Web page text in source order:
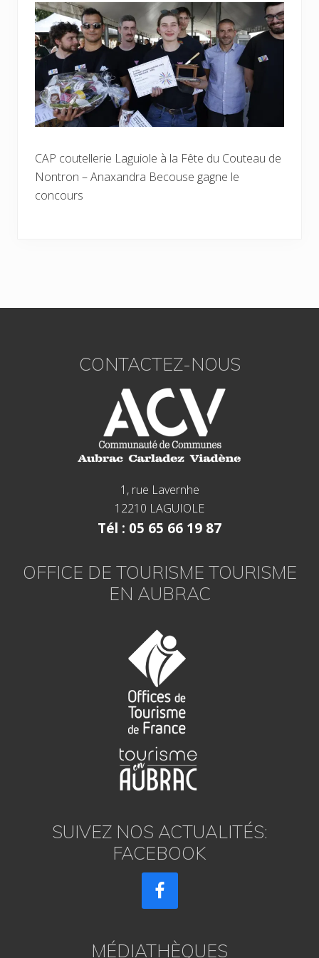
CAP coutellerie Laguiole à la Fête du Couteau de
Nontron – Anaxandra Becouse gagne le
concours
CONTACTEZ-NOUS
1, rue Lavernhe
12210 LAGUIOLE
Tél : 05 65 66 19 87
OFFICE DE TOURISME TOURISME
EN AUBRAC
SUIVEZ NOS ACTUALITÉS:
FACEBOOK
MÉDIATHÈQUES